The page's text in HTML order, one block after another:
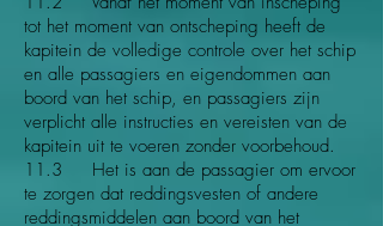
tot het moment van ontscheping heeft de
kapitein de volledige controle over het schip
en alle passagiers en eigendommen aan
boord van het schip, en passagiers zijn
verplicht alle instructies en vereisten van de
kapitein uit te voeren zonder voorbehoud.
11.3 Het is aan de passagier om ervoor
te zorgen dat reddingsvesten of andere
reddingsmiddelen aan boord van het